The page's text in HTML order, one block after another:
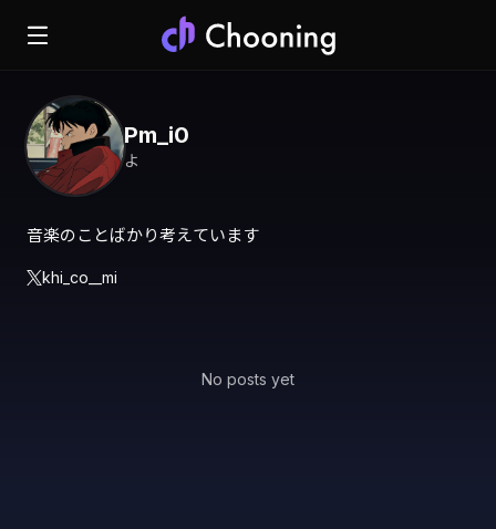
Pm_i0
よ
音楽のことばかり考えています
khi_co__mi
No posts yet